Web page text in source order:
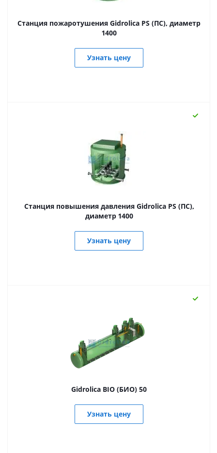
Станция пожаротушения Gidrolica PS (ПС), диаметр
1400
Узнать цену
Станция повышения давления Gidrolica PS (ПС),
диаметр 1400
Узнать цену
Gidrolica BIO (БИО) 50
Узнать цену